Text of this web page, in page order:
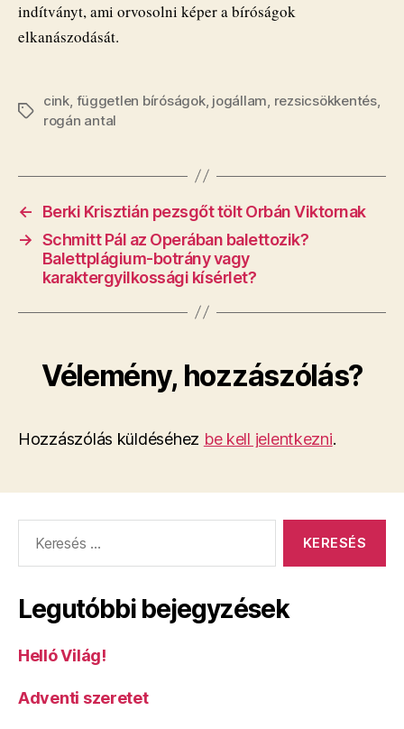
indítványt, ami orvosolni képer a bíróságok
elkanászodását.
Címkék
cink független bíróságok, jogállam rezsicsökkentés,
rogán antal
←
Berki Krisztián pezsgőt tölt Orbán Viktornak
→ Schmitt Pál az Operában balettozik?
Balettplágium-botrány vagy
karaktergyilkossági kísérlet?
Vélemény, hozzászólás?
Hozzászólás küldéséhez be kell jelentkezni.
Legutóbbi bejegyzések
Helló Világ!
Adventi szeretet